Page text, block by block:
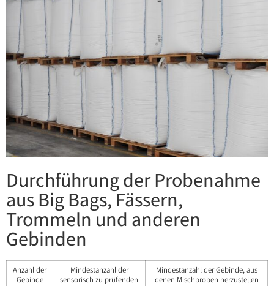
Durchführung der Probenahme
aus Big Bags, Fässern,
Trommeln und anderen
Gebinden
Anzahl der
Gebinde
Mindestanzahl der
sensorisch zu prüfenden
Mindestanzahl der Gebinde, aus
denen Mischproben herzustellen